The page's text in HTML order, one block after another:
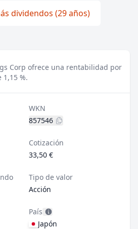
dividendos (29 años)
Corp ofrece una rentabilidad por
%.
WKN
857546
Cotización
33,50 €
Tipo de valor
Acción
País
Japón